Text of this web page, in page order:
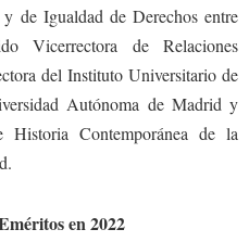
de Igualdad de Derechos entre
Vicerrectora de Relaciones
del Instituto Universitario de
Autónoma de Madrid y
Historia Contemporánea de la
en 2022